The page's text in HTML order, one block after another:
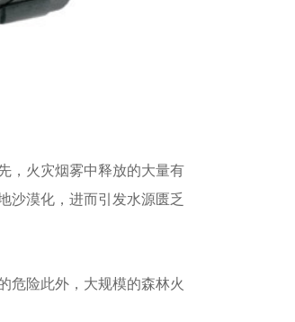
，火灾烟雾中释放的大量有
沙漠化，进而引发水源匮乏
危险此外，大规模的森林火